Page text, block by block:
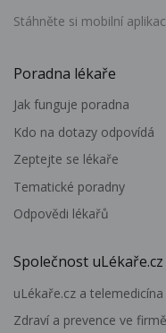
Stáhněte si mobilní
Poradna lékaře
Jak funguje poradna
Kdo na dotazy odpovídá
Zeptejte se lékaře
Tematické poradny
Odpovědi lékařů
Společnost uLékaře.cz
uLékaře.cz a telemedicína
Zdraví a prevence ve firmě